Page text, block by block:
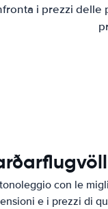
i prezzi delle
con le
e i prezzi di